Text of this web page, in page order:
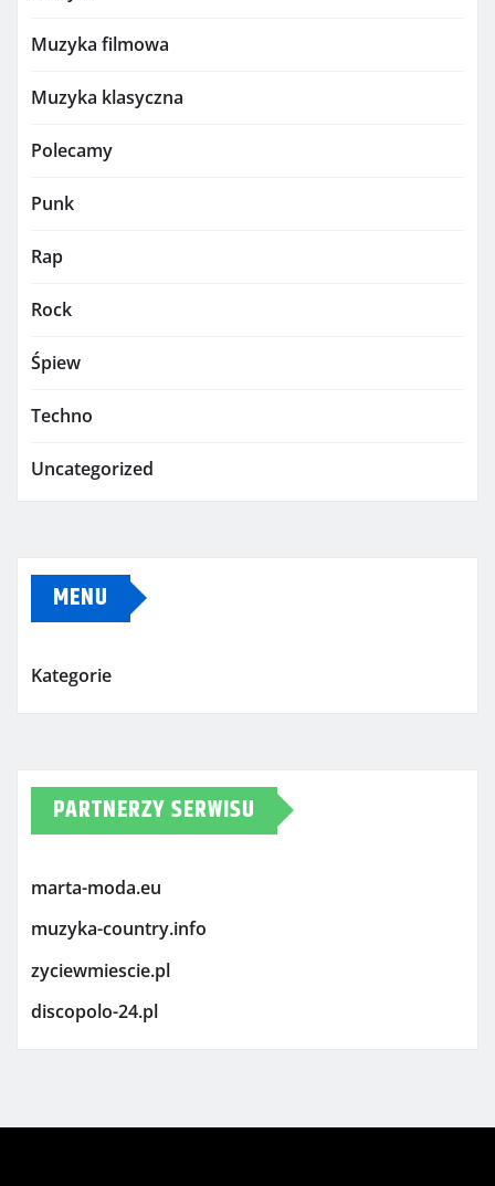
Muzyka filmowa
Muzyka klasyczna
Polecamy
Punk
Rap
Rock
Śpiew
Techno
Uncategorized
MENU
Kategorie
PARTNERZY SERWISU
marta-moda.eu
muzyka-country.info
zyciewmiescie.pl
discopolo-24.pl